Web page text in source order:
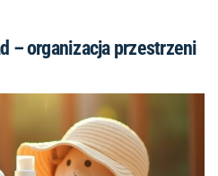
– organizacja przestrzeni